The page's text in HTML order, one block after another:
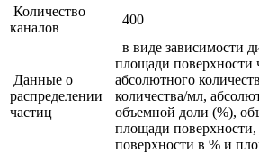
Количество
каналов
400
Данные о
распределении
частиц
в виде зависимости
площади поверхности
абсолютного
количества/мл,
объемной доли (%),
площади
поверхности в % и